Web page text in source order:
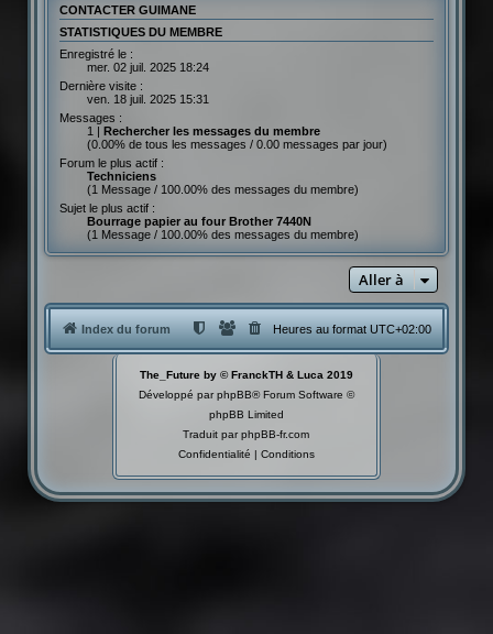
CONTACTER GUIMANE
STATISTIQUES DU MEMBRE
Enregistré le :
mer. 02 juil. 2025 18:24
Dernière visite :
ven. 18 juil. 2025 15:31
Messages :
1 | Rechercher les messages du membre
(0.00% de tous les messages / 0.00 messages par jour)
Forum le plus actif :
Techniciens
(1 Message / 100.00% des messages du membre)
Sujet le plus actif :
Bourrage papier au four Brother 7440N
(1 Message / 100.00% des messages du membre)
Aller à
Index du forum Heures au formatUTC+02:00
The_Future by © FranckTH & Luca 2019
Développé parphpBB® Forum Software ©
phpBB Limited
Traduit parphpBB-fr.com
Confidentialité | Conditions